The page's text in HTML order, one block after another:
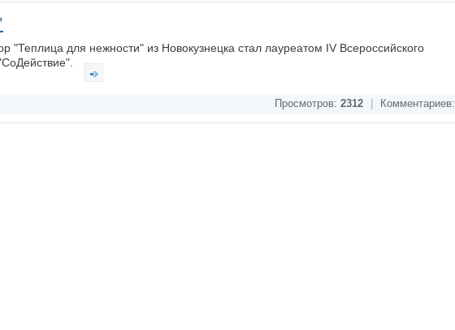
"Теплица для нежности" из Новокузнецка стал лауреатом IV Всероссийского
Просмотров: 2312 Комментариев: